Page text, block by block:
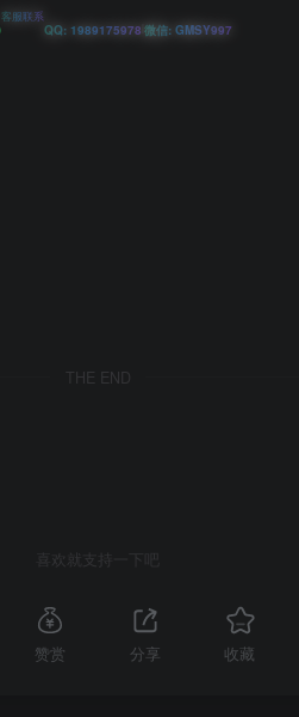
客服联系
QQ: 1989175978 微信: GMSY997
THE END
喜欢就支持一下吧
赞赏 分享 收藏